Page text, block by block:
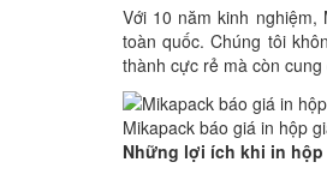
Với 10 năm kinh
toàn quốc. Chúng tôi
thành cực rẻ mà còn
Mikapack báo giá in hộp
Những lợi ích khi in